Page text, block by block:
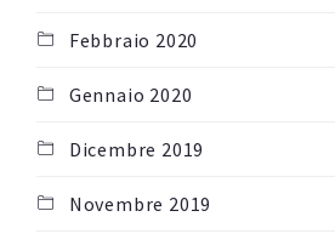
Febbraio 2020
Gennaio 2020
Dicembre 2019
Novembre 2019